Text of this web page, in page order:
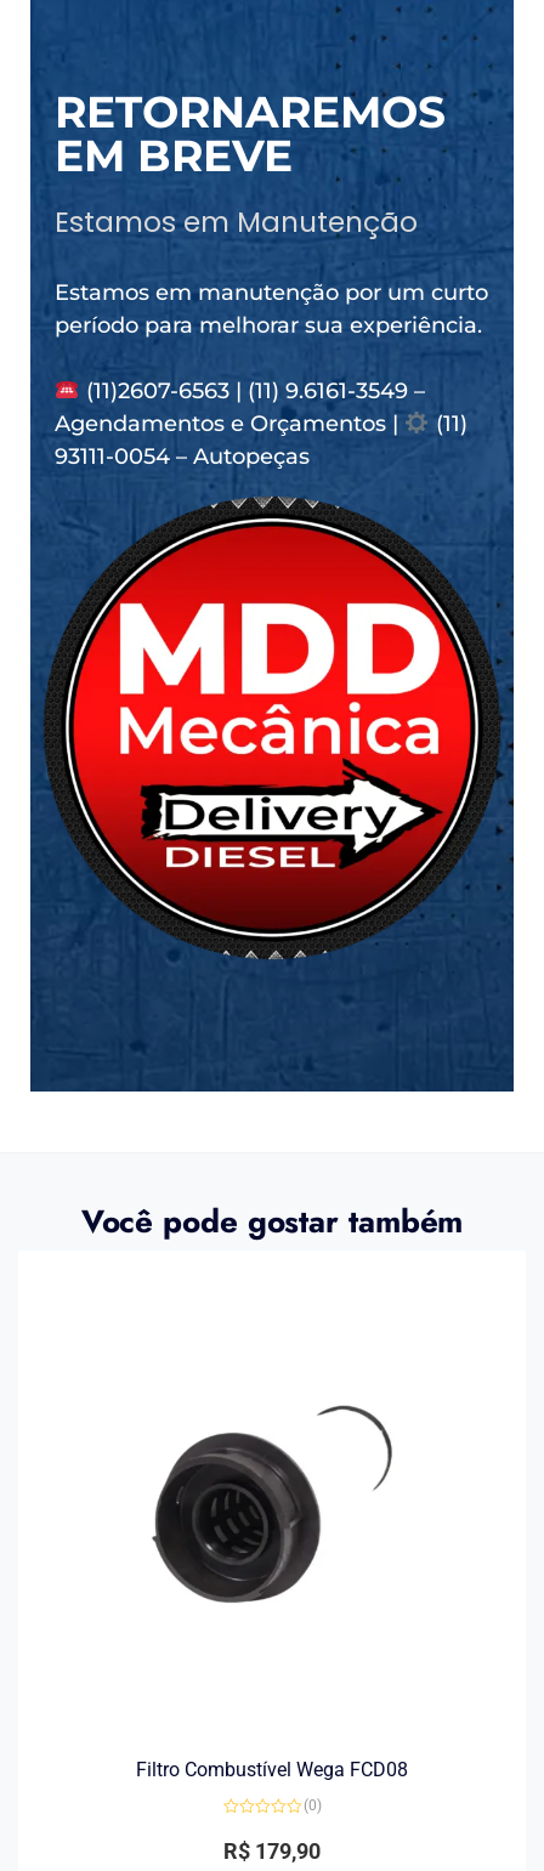
RETORNAREMOS
EM BREVE
Estamos em Manutenção
Estamos em manutenção por um curto
período para melhorar sua experiência.
(11)2607-6563 | (11) 9.6161-3549 –
Agendamentos e Orçamentos |
(11)
93111-0054 – Autopeças
Você pode gostar também
Filtro Combustível Wega FCD08
0
de
(0)
R$ 179,90